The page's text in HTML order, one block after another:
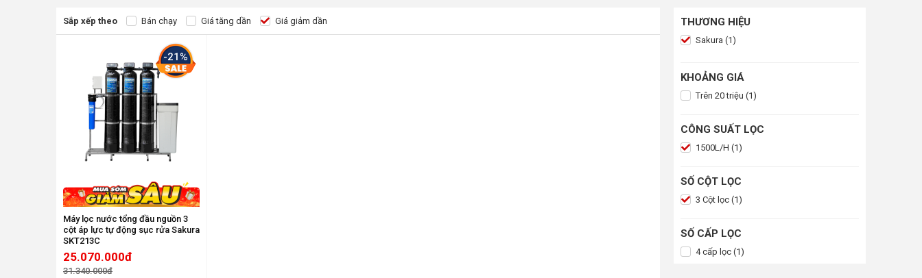
Sắp xếp theo Bán chạy Giá tăng dần Giá giảm dần
-21%
Máy lọc nước tổng đầu nguồn 3
cột áp lực tự động sục rửa Sakura
SKT213C
25.070.000đ
31.340.000đ
THƯƠNG HIỆU
Sakura (1)
KHOẢNG GIÁ
Trên 20 triệu (1)
CÔNG SUẤT LỌC
1500L/H (1)
SỐ CỘT LỌC
3 Cột lọc (1)
SỐ CẤP LỌC
4 cấp lọc (1)